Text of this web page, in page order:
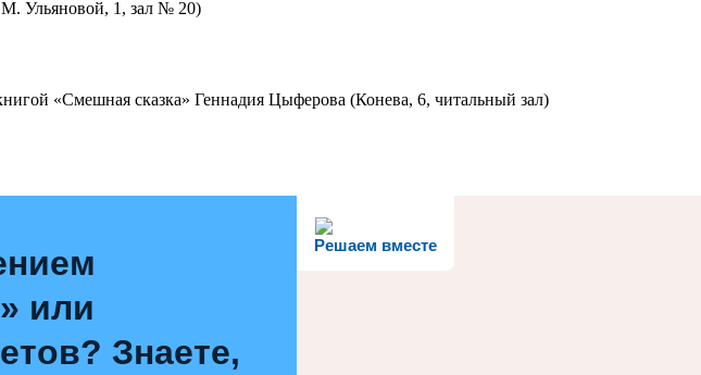
Ульяновой, 1, зал № 20)
«Смешная сказка» Геннадия Цыферова (Конева, 6, читальный зал)
Решаем вместе
или
Знаете,